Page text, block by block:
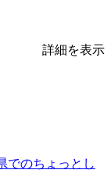
詳細を表示